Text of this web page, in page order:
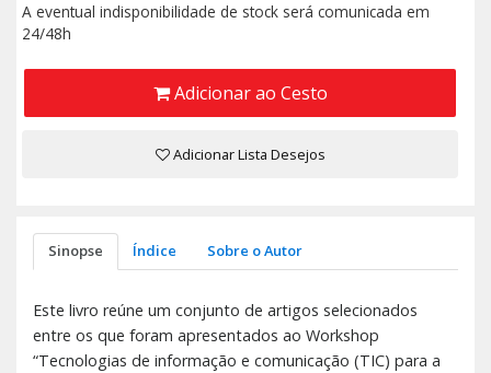
A eventual indisponibilidade de stock será comunicada em
24/48h
Adicionar ao Cesto
Adicionar Lista Desejos
Sinopse Índice Sobre o Autor
Este livro reúne um conjunto de artigos selecionados
entre os que foram apresentados ao Workshop
“Tecnologias de informação e comunicação (TIC) para a